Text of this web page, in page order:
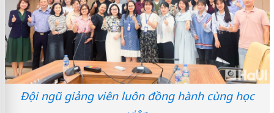
Đội ngũ giảng viên luôn đồng hành cùng học